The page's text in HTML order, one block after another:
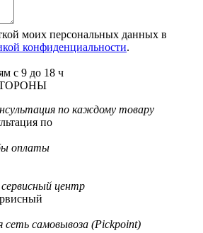
моих персональных данных в
конфиденциальности.
с 9 до 18 ч
по